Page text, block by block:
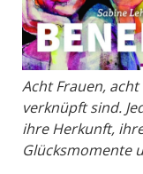
Acht Frauen,
verknüpft sind.
ihre Herkunft,
Glücksmomente